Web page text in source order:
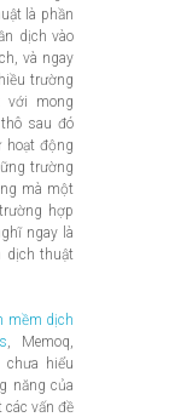
là phần
dịch vào
và ngay
trường
với mong
sau đó
hoạt động
trường
mà một
hợp
ngay là
dịch thuật
mềm dịch
, Memoq,
chưa hiểu
năng của
vấn đề